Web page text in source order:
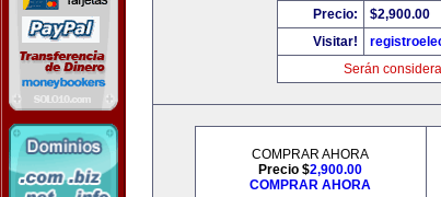
Precio:
$2,900.00
Visitar!
Serán
COMPRAR AHORA
Precio $2,900.00
COMPRAR AHORA